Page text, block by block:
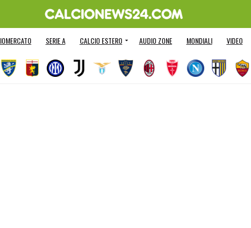
SERIE A CALCIO ESTERO AUDIO ZONE MONDIALI VIDEO